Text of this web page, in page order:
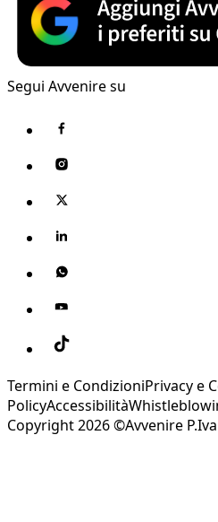
Segui Avvenire su
Termini e CondizioniPrivacy e
PolicyAccessibilità
Copyright 2026 ©Avvenire